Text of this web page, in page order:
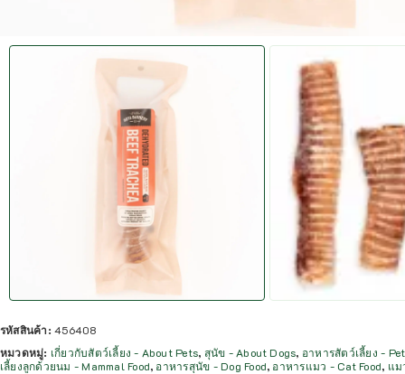
รหัสสินค้า:456408
หมวดหมู่: เกี่ยวกับสัตว์เลี้ยง - About Pets, สุนัข - About Dogs, อาหารสัตว์เลี้ยง -
เลี้ยงลูกด้วยนม - Mammal Food, อาหารสุนัข - Dog Food, อาหารแมว - Cat Food, แม